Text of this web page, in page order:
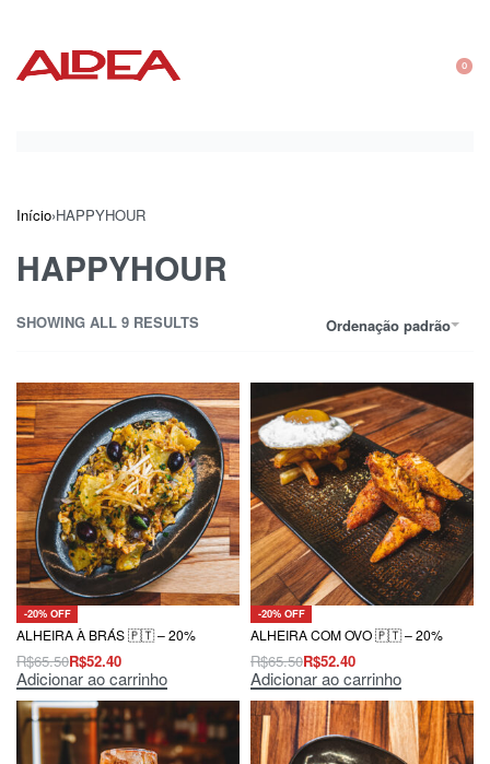
0
Início›HAPPYHOUR
HAPPYHOUR
SHOWING ALL 9 RESULTS Ordenação padrão
-20% OFF
ALHEIRA À BRÁS 🇵🇹 – 20%
R$65.50R$52.40
Adicionar ao carrinho
-20% OFF
ALHEIRA COM OVO 🇵🇹 – 20%
R$65.50R$52.40
Adicionar ao carrinho